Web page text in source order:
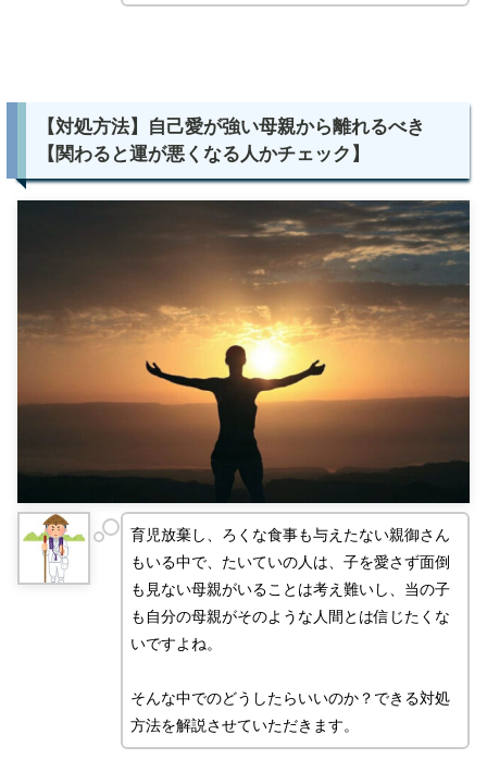
【対処方法】自己愛が強い母親から離れるべき
【関わると運が悪くなる人かチェック】
育児放棄し、ろくな食事も与えたない親御さん
もいる中で、たいていの人は、子を愛さず面倒
も見ない母親がいることは考え難いし、当の子
も自分の母親がそのような人間とは信じたくな
いですよね。
そんな中でのどうしたらいいのか？できる対処
方法を解説させていただきます。